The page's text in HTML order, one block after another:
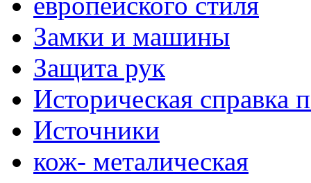
Замки и машины
Защита рук
Историческая справка
Источники
кож- металическая